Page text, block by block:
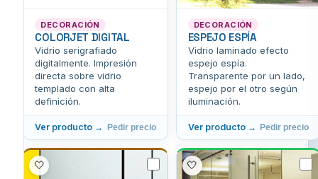
DECORACIÓN
COLORJET DIGITAL
Vidrio serigrafiado
digitalmente. Impresión
directa sobre vidrio
templado con alta
definición.
Ver producto → Pedir precio
DECORACIÓN
ESPEJO ESPÍA
Vidrio laminado efecto
espejo espía.
Transparente por un lado,
espejo por el otro según
iluminación.
Ver producto → Pedir precio
🤍 🤍